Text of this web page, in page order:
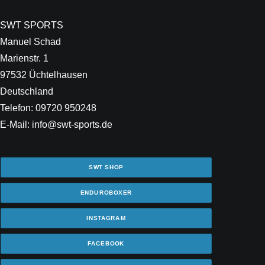
SWT SPORTS
Manuel Schad
Marienstr. 1
97532 Üchtelhausen
Deutschland
Telefon: 09720 950248
E-Mail: info@swt-sports.de
SWT SHOP
ENDUROBOXER
INSTAGRAM
FACEBOOK